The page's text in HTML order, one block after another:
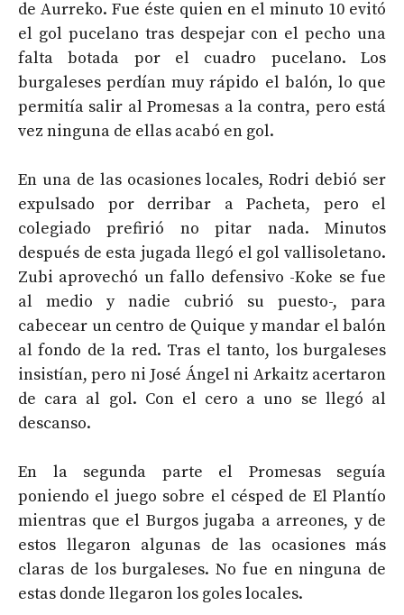
de Aurreko. Fue éste quien en el minuto 10 evitó
el gol pucelano tras despejar con el pecho una
falta botada por el cuadro pucelano. Los
burgaleses perdían muy rápido el balón, lo que
permitía salir al Promesas a la contra, pero está
vez ninguna de ellas acabó en gol.
En una de las ocasiones locales, Rodri debió ser
expulsado por derribar a Pacheta, pero el
colegiado prefirió no pitar nada. Minutos
después de esta jugada llegó el gol vallisoletano.
Zubi aprovechó un fallo defensivo -Koke se fue
al medio y nadie cubrió su puesto-, para
cabecear un centro de Quique y mandar el balón
al fondo de la red. Tras el tanto, los burgaleses
insistían, pero ni José Ángel ni Arkaitz acertaron
de cara al gol. Con el cero a uno se llegó al
descanso.
En la segunda parte el Promesas seguía
poniendo el juego sobre el césped de El Plantío
mientras que el Burgos jugaba a arreones, y de
estos llegaron algunas de las ocasiones más
claras de los burgaleses. No fue en ninguna de
estas donde llegaron los goles locales.